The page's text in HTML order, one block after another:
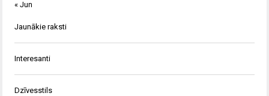
« Jun
Jaunākie raksti
Interesanti
Dzīvesstils